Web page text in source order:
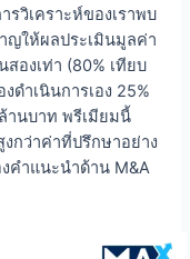
วิเคราะห์ของเราพบ
ญให้ผลประเมินมูลค่า
สองเท่า (80% เทียบ
ดำเนินการเอง 25%
านบาท พรีเมียมนี้
กว่าค่าที่ปรึกษาอย่าง
คำแนะนำด้าน M&A